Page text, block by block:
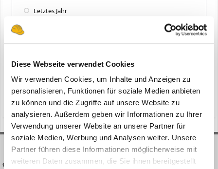
Diese Webseite verwendet Cookies
Wir verwenden Cookies, um Inhalte und Anzeigen zu
personalisieren, Funktionen für soziale Medien anbieten
zu können und die Zugriffe auf unsere Website zu
analysieren. Außerdem geben wir Informationen zu Ihrer
Verwendung unserer Website an unsere Partner für
soziale Medien, Werbung und Analysen weiter. Unsere
Partner führen diese Informationen möglicherweise mit
weiteren Daten zusammen, die Sie ihnen bereitgestellt
Letztes Jahr
Suche starten
BAUFORUM24 FORUM LINKS